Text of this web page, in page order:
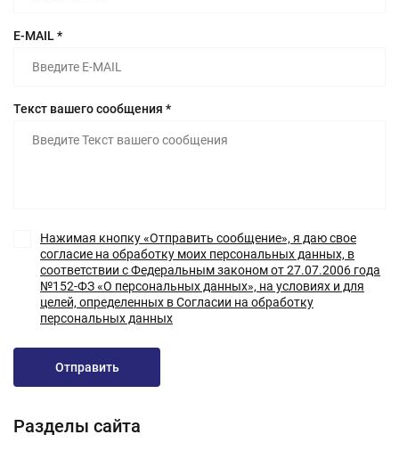
Разделы сайта
E-MAIL *
Текст вашего сообщения *
Нажимая кнопку «Отправить сообщение», я даю свое
согласие на обработку моих персональных данных, в
соответствии с Федеральным законом от 27.07.2006 года
№152-ФЗ «О персональных данных», на условиях и для
целей, определенных в Согласии на обработку
персональных данных
Отправить